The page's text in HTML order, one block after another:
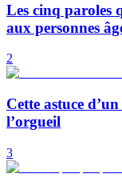
Les cinq paroles
aux personnes
2
Cette astuce
l’orgueil
3